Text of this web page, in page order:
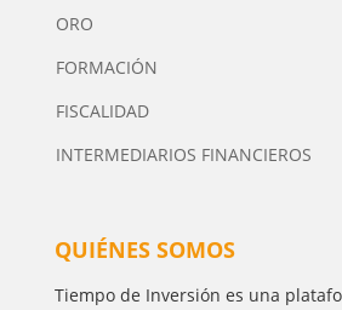
ORO
FORMACIÓN
FISCALIDAD
INTERMEDIARIOS FINANCIEROS
QUIÉNES SOMOS
Tiempo de Inversión es una